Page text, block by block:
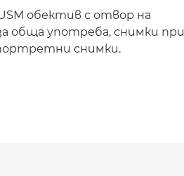
обектив с отвор на
обща употреба, снимки при
снимки.